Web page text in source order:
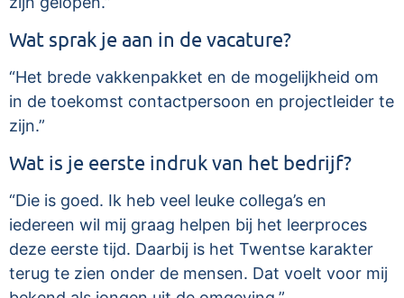
Wat sprak je aan in de vacature?
“Het brede vakkenpakket en de mogelijkheid om
in de toekomst contactpersoon en projectleider te
zijn.”
Wat is je eerste indruk van het bedrijf?
“Die is goed. Ik heb veel leuke collega’s en
iedereen wil mij graag helpen bij het leerproces
deze eerste tijd. Daarbij is het Twentse karakter
terug te zien onder de mensen. Dat voelt voor mij